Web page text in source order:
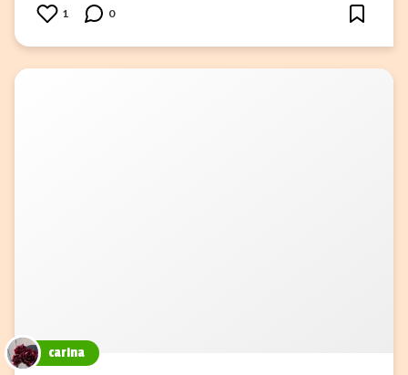
1 0
carina